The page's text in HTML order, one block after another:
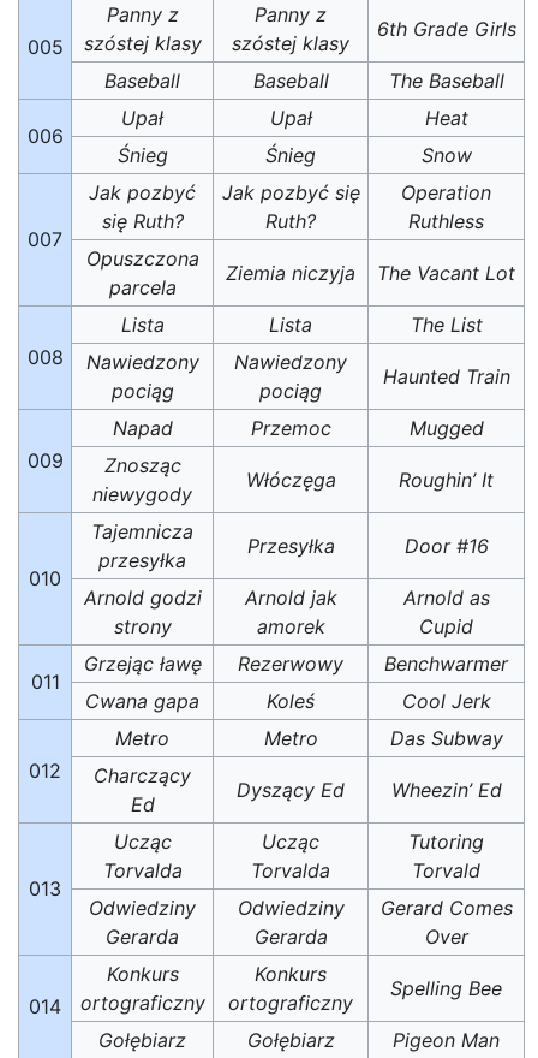
005
Panny z
szóstej klasy
Panny z
szóstej klasy
6th Grade Girls
Baseball Baseball The Baseball
006
Upał Upał
Heat
Śnieg
Śnieg Snow
007
Jak pozbyć
się Ruth?
Jak pozbyć się
Ruth?
Operation
Ruthless
Opuszczona
parcela
Ziemia niczyja The Vacant Lot
008
Lista Lista
The List
Nawiedzony
pociąg
Nawiedzony
pociąg
Haunted Train
009
Napad Przemoc
Mugged
Znosząc
niewygody
Włóczęga Roughin’ It
010
Tajemnicza
przesyłka
Przesyłka Door #16
Arnold godzi
strony
Arnold jak
amorek
Arnold as
Cupid
011
Grzejąc ławę Rezerwowy
Benchwarmer
Cwana gapa
Koleś Cool Jerk
012
Metro Metro
Das Subway
Charczący
Ed
Dyszący Ed Wheezin’ Ed
013
Ucząc
Torvalda
Ucząc
Torvalda
Tutoring
Torvald
Odwiedziny
Gerarda
Odwiedziny
Gerarda
Gerard Comes
Over
014
Konkurs
ortograficzny
Konkurs
ortograficzny
Spelling Bee
Gołębiarz Gołębiarz Pigeon Man